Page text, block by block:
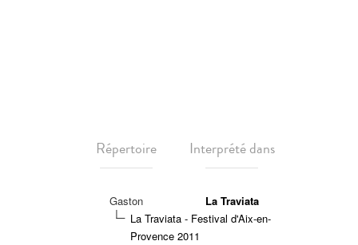
Répertoire Interprété dans
Gaston
La Traviata
La Traviata - Festival d'Aix-en-
Provence 2011